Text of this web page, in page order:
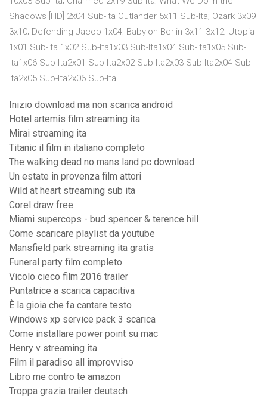
Shadows [HD] 2x04 Sub-Ita Outlander 5x11 Sub-Ita; Ozark 3x09
3x10; Defending Jacob 1x04; Babylon Berlin 3x11 3x12; Utopia
1x01 Sub-Ita 1x02 Sub-Ita1x03 Sub-Ita1x04 Sub-Ita1x05 Sub-
Ita1x06 Sub-Ita2x01 Sub-Ita2x02 Sub-Ita2x03 Sub-Ita2x04 Sub-
Ita2x05 Sub-Ita2x06 Sub-Ita
Inizio download ma non scarica android
Hotel artemis film streaming ita
Mirai streaming ita
Titanic il film in italiano completo
The walking dead no mans land pc download
Un estate in provenza film attori
Wild at heart streaming sub ita
Corel draw free
Miami supercops - bud spencer & terence hill
Come scaricare playlist da youtube
Mansfield park streaming ita gratis
Funeral party film completo
Vicolo cieco film 2016 trailer
Puntatrice a scarica capacitiva
È la gioia che fa cantare testo
Windows xp service pack 3 scarica
Come installare power point su mac
Henry v streaming ita
Film il paradiso all improvviso
Libro me contro te amazon
Troppa grazia trailer deutsch